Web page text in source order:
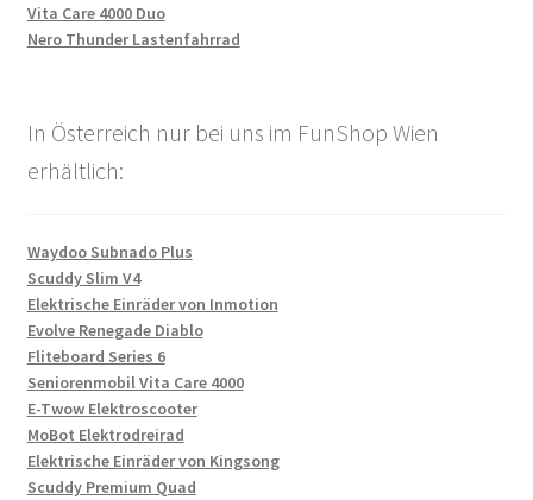
Vita Care 4000 Duo
Nero Thunder Lastenfahrrad
In Österreich nur bei uns im FunShop Wien
erhältlich:
Waydoo Subnado Plus
Scuddy Slim V4
Elektrische Einräder von Inmotion
Evolve Renegade Diablo
Fliteboard Series 6
Seniorenmobil Vita Care 4000
E-Twow Elektroscooter
MoBot Elektrodreirad
Elektrische Einräder von Kingsong
Scuddy Premium Quad